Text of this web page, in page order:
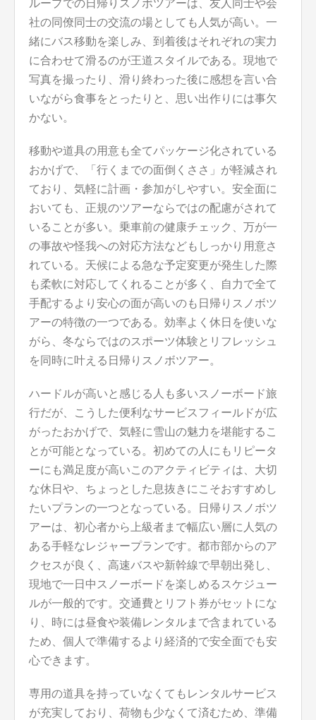
ループでの日帰りスノボツアーは、友人同士や会
社の同僚同士の交流の場としても人気が高い。一
緒にバス移動を楽しみ、到着後はそれぞれの実力
に合わせて滑るのが王道スタイルである。現地で
写真を撮ったり、滑り終わった後に感想を言い合
いながら食事をとったりと、思い出作りには事欠
かない。
移動や道具の用意も全てパッケージ化されている
おかげで、「行くまでの面倒くささ」が軽減され
ており、気軽に計画・参加がしやすい。安全面に
おいても、正規のツアーならではの配慮がされて
いることが多い。乗車前の健康チェック、万が一
の事故や怪我への対応方法などもしっかり用意さ
れている。天候による急な予定変更が発生した際
も柔軟に対応してくれることが多く、自力で全て
手配するより安心の面が高いのも日帰りスノボツ
アーの特徴の一つである。効率よく休日を使いな
がら、冬ならではのスポーツ体験とリフレッシュ
を同時に叶える日帰りスノボツアー。
ハードルが高いと感じる人も多いスノーボード旅
行だが、こうした便利なサービスフィールドが広
がったおかげで、気軽に雪山の魅力を堪能するこ
とが可能となっている。初めての人にもリピータ
ーにも満足度が高いこのアクティビティは、大切
な休日や、ちょっとした息抜きにこそおすすめし
たいプランの一つとなっている。日帰りスノボツ
アーは、初心者から上級者まで幅広い層に人気の
ある手軽なレジャープランです。都市部からのア
クセスが良く、高速バスや新幹線で早朝出発し、
現地で一日中スノーボードを楽しめるスケジュー
ルが一般的です。交通費とリフト券がセットにな
り、時には昼食や装備レンタルまで含まれている
ため、個人で準備するより経済的で安全面でも安
心できます。
専用の道具を持っていなくてもレンタルサービス
が充実しており、荷物も少なくて済むため、準備